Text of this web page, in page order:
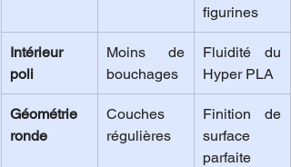
figurines
Intérieur
poli
Moins de
bouchages
Fluidité du
Hyper PLA
Géométrie
ronde
Couches
régulières
Finition de
surface
parfaite